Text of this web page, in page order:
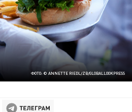
ФОТО: © ANNETTE RIEDL/ZB/GLOBALLOOKPRESS